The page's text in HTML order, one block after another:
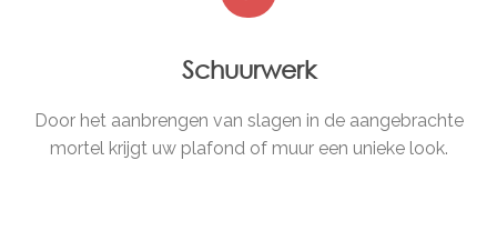
Schuurwerk
Door het aanbrengen van slagen in de aangebrachte
mortel krijgt uw plafond of muur een unieke look.